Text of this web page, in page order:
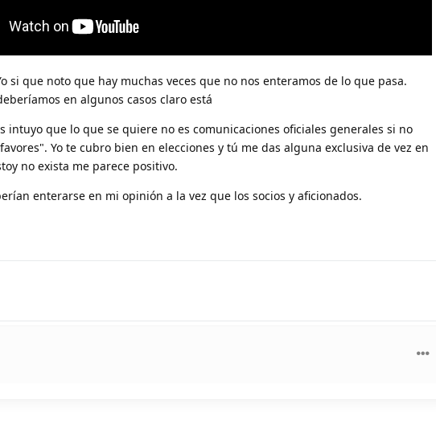
si que noto que hay muchas veces que no nos enteramos de lo que pasa.
en algunos casos claro está
intuyo que lo que se quiere no es comunicaciones oficiales generales si no
Yo te cubro bien en elecciones y tú me das alguna exclusiva de vez en
no exista me parece positivo.
enterarse en mi opinión a la vez que los socios y aficionados.